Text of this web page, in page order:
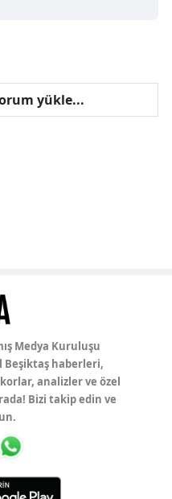
yükle...
Medya Kuruluşu
Beşiktaş haberleri,
analizler ve özel
Bizi takip edin ve